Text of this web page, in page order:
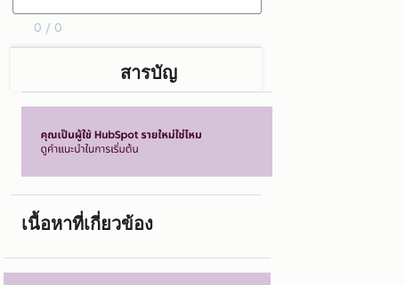
0 / 0
สารบัญ
เนื้อหาที่เกี่ยวข้อง